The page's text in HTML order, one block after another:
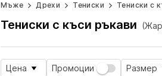
Мъже Дрехи Тениски Тениски с
Тениски с къси ръкави
Цена Промоции Размер